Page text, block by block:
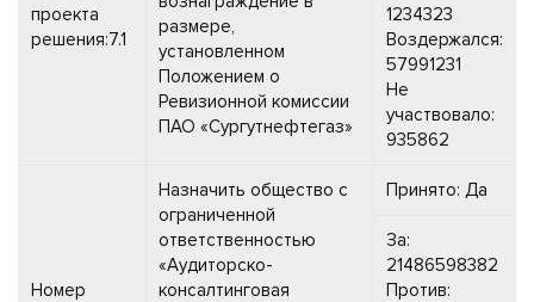
проекта
решения:7.1
размере,
установленном
Положением о
Ревизионной комиссии
ПАО «Сургутнефтегаз»
1234323
Воздержался:
57991231
Не
участвовало:
935862
Номер
Назначить общество с
ограниченной
ответственностью
«Аудиторско-
консалтинговая
Принято: Да
За:
21486598382
Против: